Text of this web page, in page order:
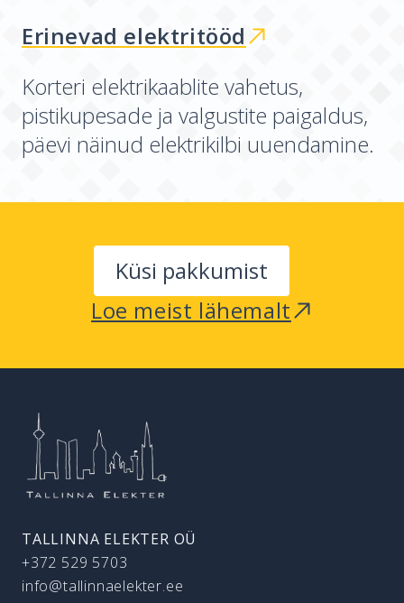
Erinevad elektritööd
Korteri elektrikaablite vahetus,
pistikupesade ja valgustite paigaldus,
päevi näinud elektrikilbi uuendamine.
Küsi pakkumist
Loe meist lähemalt
TALLINNA ELEKTER OÜ
+372 529 5703
info@tallinnaelekter.ee